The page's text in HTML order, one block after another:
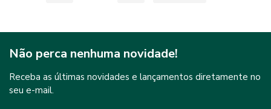
Não perca nenhuma novidade!
Receba as últimas novidades e lançamentos diretamente no
seu e-mail.